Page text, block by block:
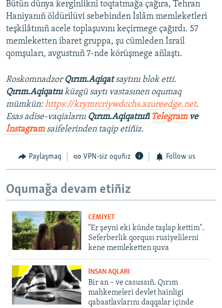
Bütün dünya kerginlikni toqtatmağa çağıra, Tehran
Haniyanıñ öldürilüvi sebebinden İslâm memleketleri
teşkilâtınıñ acele toplaşuvını keçirmege çağırdı. 57
memleketten ibaret gruppa, şu cümleden İsrail
qomşuları, avgustnıñ 7-nde körüşmege añlaştı.
Roskomnadzor Qırım.Aqiqatsaytını blok etti.
Qırım.Aqiqatnıküzgü saytı vastasınen oqumaq
mümkün:https://krymrcriywdcchs.azureedge.net.
Esas adise-vaqialarnı Qırım.Aqiqatnıñ Telegramve
İnstagram saifelerinden taqip etiñiz.
Paylaşmaq VPN-siz oquñız Follow us
Oqumağa devam etiñiz
CEMİYET
"Er şeyni eki künde taşlap kettim".
Seferberlik qorqusı rusiyelilerni
kene memleketten quva
İNSAN AQLARI
Bir an – ve casussıñ. Qırım
mahkemeleri devlet hainligi
qabaatlavlarını daqqalar içinde